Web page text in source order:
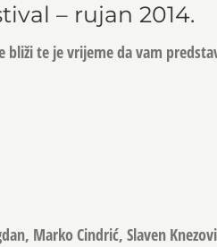
– rujan 2014.
bliži te je vrijeme da vam
Marko Cindrić, Slaven